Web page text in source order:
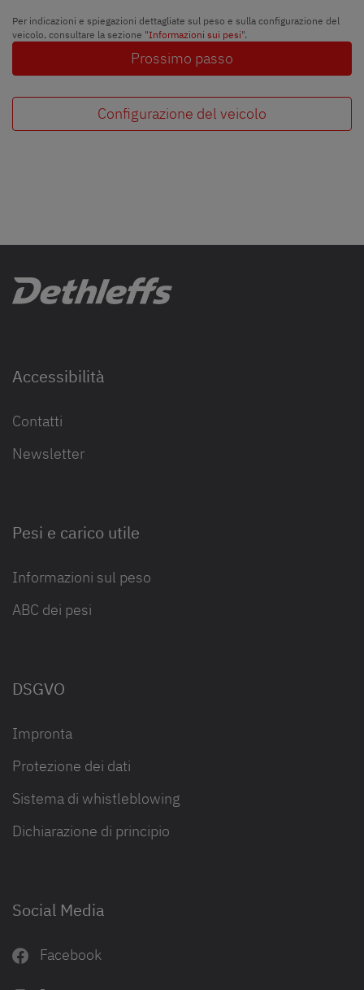
Per indicazioni e spiegazioni dettagliate sul peso e sulla configurazione del
veicolo, consultare la sezione "Informazioni sui pesi".
Prossimo passo
Configurazione del veicolo
Accessibilità
Contatti
Newsletter
Pesi e carico utile
Informazioni sul peso
ABC dei pesi
DSGVO
Impronta
Protezione dei dati
Sistema di whistleblowing
Dichiarazione di principio
Social Media
Facebook